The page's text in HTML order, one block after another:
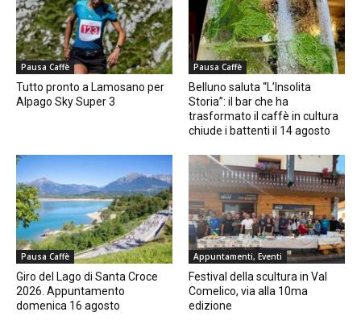
Pausa Caffè
Tutto pronto a Lamosano per
Alpago Sky Super 3
Pausa Caffè
Belluno saluta “L’Insolita
Storia”: il bar che ha
trasformato il caffè in cultura
chiude i battenti il 14 agosto
Pausa Caffè
Giro del Lago di Santa Croce
2026. Appuntamento
domenica 16 agosto
Appuntamenti, Eventi
Festival della scultura in Val
Comelico, via alla 10ma
edizione